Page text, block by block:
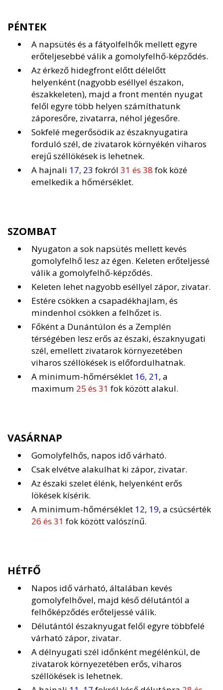
PÉNTEK
A napsütés és a fátyolfelhők mellett egyre
erőteljesebbé válik a gomolyfelhő-képződés.
Az érkező hidegfront előtt délelőtt
helyenként (nagyobb eséllyel északon,
északkeleten), majd a front mentén nyugat
felől egyre több helyen számíthatunk
záporesőre, zivatarra, néhol jégesőre.
Sokfelé megerősödik az északnyugatira
forduló szél, de zivatarok környékén viharos
erejű széllökések is lehetnek.
A hajnali 17, 23 fokról 31 és 38 fok közé
emelkedik a hőmérséklet.
SZOMBAT
Nyugaton a sok napsütés mellett kevés
gomolyfelhő lesz az égen. Keleten erőteljessé
válik a gomolyfelhő-képződés.
Keleten lehet nagyobb eséllyel zápor, zivatar.
Estére csökken a csapadékhajlam, és
mindenhol csökken a felhőzet is.
Főként a Dunántúlon és a Zemplén
térségében lesz erős az északi, északnyugati
szél, emellett zivatarok környezetében
viharos széllökések is előfordulhatnak.
A minimum-hőmérséklet 16, 21, a
maximum 25 és 31 fok között alakul.
VASÁRNAP
Gomolyfelhős, napos idő várható.
Csak elvétve alakulhat ki zápor, zivatar.
Az északi szelet élénk, helyenként erős
lökések kísérik.
A minimum-hőmérséklet 12, 19, a csúcsérték
26 és 31 fok között valószínű.
HÉTFŐ
Napos idő várható, általában kevés
gomolyfelhővel, majd késő délutántól a
felhőképződés erőteljessé válik.
Délutántól északnyugat felől egyre többfelé
várható zápor, zivatar.
A délnyugati szél időnként megélénkül, de
zivatarok környezetében erős, viharos
széllökések is lehetnek.